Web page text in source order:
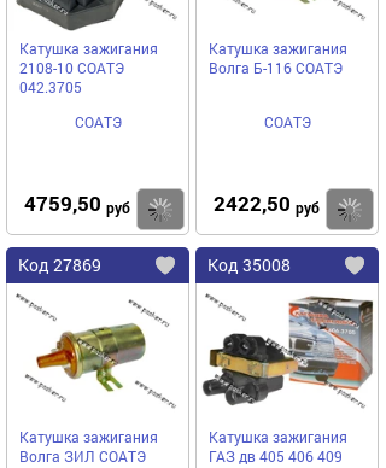
Катушка зажигания
2108-10 СОАТЭ
042.3705
СОАТЭ
4759,50 руб Купить
Катушка зажигания
Волга Б-116 СОАТЭ
СОАТЭ
2422,50 руб
Код 27869
Добавить
избранное
Катушка зажигания
Волга ЗИЛ СОАТЭ
Код 35008
в
Катушка зажигания
ГАЗ дв 405 406 409